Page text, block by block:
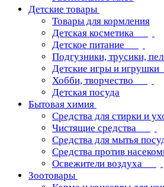
Детские товары
Товары для кормления
Детская косметика
Детское питание
Подгузники, трусики,
Детские игры и игрушки
Хобби, творчество
Детская посуда
Бытовая химия
Средства для стирки и
Чистящие средства
Средства для мытья
Средства против
Освежители воздуха
Зоотовары